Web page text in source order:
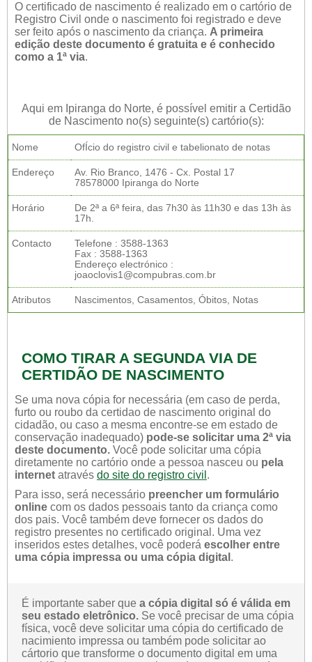
O certificado de nascimento é realizado em o cartório de
Registro Civil onde o nascimento foi registrado e deve
ser feito após o nascimento da criança. A primeira
edição deste documento é gratuita e é conhecido
como a 1ª via.
Aqui em Ipiranga do Norte, é possível emitir a Certidão
de Nascimento no(s) seguinte(s) cartório(s):
Nome OfÍcio do registro civil e tabelionato de notas
Endereço
Av. Rio Branco, 1476 - Cx. Postal 17
78578000 Ipiranga do Norte
Horário
De 2ª a 6ª feira, das 7h30 às 11h30 e das 13h às
17h.
Contacto
Telefone : 3588-1363
Fax : 3588-1363
Endereço electrónico :
joaoclovis1@compubras.com.br
Atributos Nascimentos, Casamentos, Óbitos, Notas
COMO TIRAR A SEGUNDA VIA DE
CERTIDÃO DE NASCIMENTO
Se uma nova cópia for necessária (em caso de perda,
furto ou roubo da certidao de nascimento original do
cidadão, ou caso a mesma encontre-se em estado de
conservação inadequado) pode-se solicitar uma 2ª via
deste documento. Você pode solicitar uma cópia
diretamente no cartório onde a pessoa nasceu ou pela
internet através do site do registro civil .
Para isso, será necessário preencher um formulário
online com os dados pessoais tanto da criança como
dos pais. Você também deve fornecer os dados do
registro presentes no certificado original. Uma vez
inseridos estes detalhes, você poderá escolher entre
uma cópia impressa ou uma cópia digital .
É importante saber que a cópia digital só é válida em
seu estado eletrônico. Se você precisar de uma cópia
física, você deve solicitar uma cópia do certificado de
nacimiento impressa ou também pode solicitar ao
cártorio que transforme o documento digital em uma